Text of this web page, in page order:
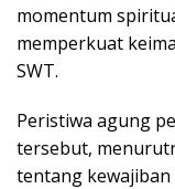
momentum
memperkuat
SWT.
Peristiwa agung
tersebut,
tentang kewajiban